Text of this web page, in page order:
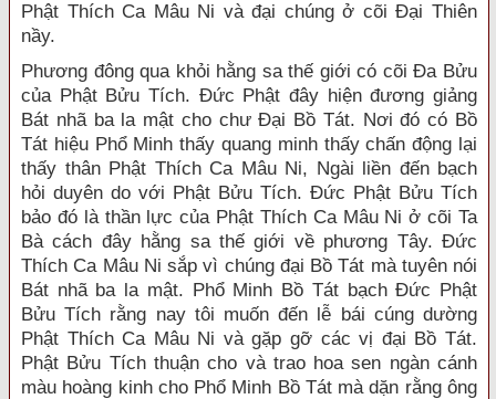
Phật Thích Ca Mâu Ni và đại chúng ở cõi Đại Thiên
nầy.
Phương đông qua khỏi hằng sa thế giới có cõi Đa Bửu
của Phật Bửu Tích. Đức Phật đây hiện đương giảng
Bát nhã ba la mật cho chư Đại Bồ Tát. Nơi đó có Bồ
Tát hiệu Phổ Minh thấy quang minh thấy chấn động lại
thấy thân Phật Thích Ca Mâu Ni, Ngài liền đến bạch
hỏi duyên do với Phật Bửu Tích. Đức Phật Bửu Tích
bảo đó là thần lực của Phật Thích Ca Mâu Ni ở cõi Ta
Bà cách đây hằng sa thế giới về phương Tây. Đức
Thích Ca Mâu Ni sắp vì chúng đại Bồ Tát mà tuyên nói
Bát nhã ba la mật. Phổ Minh Bồ Tát bạch Đức Phật
Bửu Tích rằng nay tôi muốn đến lễ bái cúng dường
Phật Thích Ca Mâu Ni và gặp gỡ các vị đại Bồ Tát.
Phật Bửu Tích thuận cho và trao hoa sen ngàn cánh
màu hoàng kinh cho Phổ Minh Bồ Tát mà dặn rằng ông